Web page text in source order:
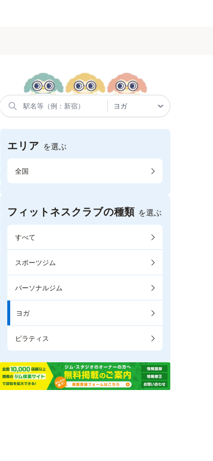
エリア を選ぶ
全国
フィットネスクラブの種類 を選ぶ
すべて
スポーツジム
パーソナルジム
ヨガ
ピラティス